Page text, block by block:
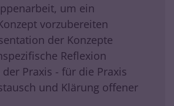
um ein
vorzubereiten
der Konzepte
Reflexion
der Praxis - für die Praxis
und Klärung offener